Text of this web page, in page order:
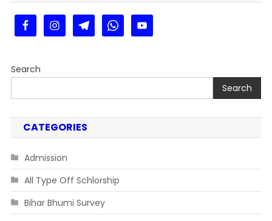
Search
Search
CATEGORIES
Admission
All Type Off Schlorship
Bihar Bhumi Survey